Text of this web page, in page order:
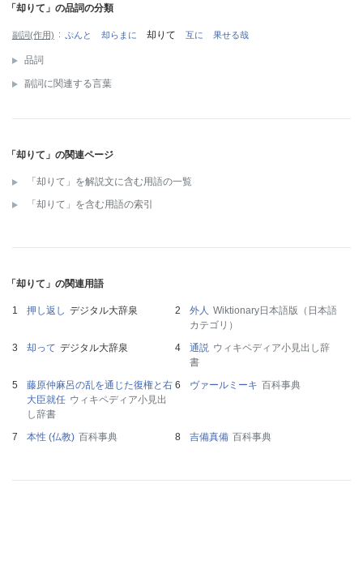
「却りて」の品詞の分類
副詞(作用) ぷんと 却らまに 却りて 互に 果せる哉
品詞
副詞に関連する言葉
「却りて」の関連ページ
「却りて」を解説文に含む用語の一覧
「却りて」を含む用語の索引
「却りて」の関連用語
押し返し デジタル大辞泉 外人 Wiktionary日本語版（日本語
カテゴリ）
却って デジタル大辞泉 通説 ウィキペディア小見出し辞
書
藤原仲麻呂の乱を通じた復権と右
大臣就任 ウィキペディア小見出
し辞書
ヴァールミーキ 百科事典
本性 (仏教) 百科事典 吉備真備 百科事典